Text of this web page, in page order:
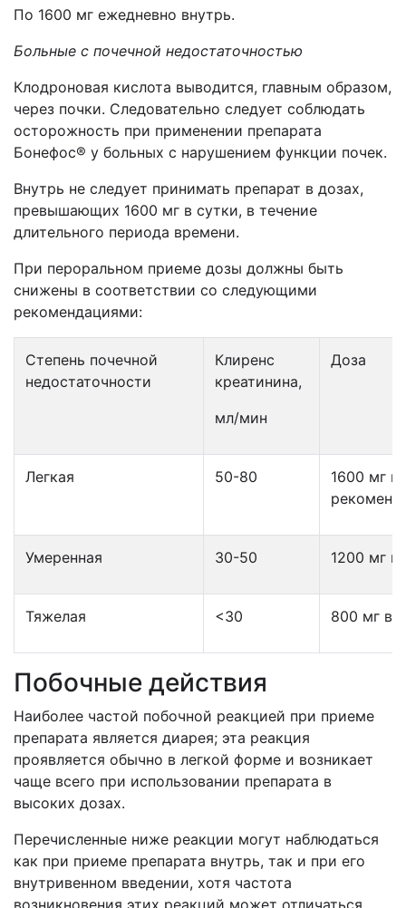
По 1600 мг ежедневно внутрь.
Больные с почечной недостаточностью
Клодроновая кислота выводится, главным образом,
через почки. Следовательно следует соблюдать
осторожность при применении препарата
Бонефос® у больных с нарушением функции почек.
Внутрь не следует принимать препарат в дозах,
превышающих 1600 мг в сутки, в течение
длительного периода времени.
При пероральном приеме дозы должны быть
снижены в соответствии со следующими
рекомендациями:
Степень почечной
недостаточности
Клиренс
креатинина,
мл/мин
Доза
Легкая 50-80
1600 мг в
Умеренная 30-50 1200 мг в
Тяжелая <30 800 мг в
Побочные действия
Наиболее частой побочной реакцией при приеме
препарата является диарея; эта реакция
проявляется обычно в легкой форме и возникает
чаще всего при использовании препарата в
высоких дозах.
Перечисленные ниже реакции могут наблюдаться
как при приеме препарата внутрь, так и при его
внутривенном введении, хотя частота
возникновения этих реакций может отличаться.